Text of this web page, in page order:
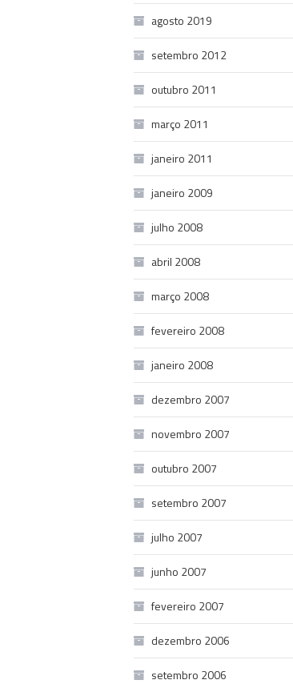
agosto 2019
setembro 2012
outubro 2011
março 2011
janeiro 2011
janeiro 2009
julho 2008
abril 2008
março 2008
fevereiro 2008
janeiro 2008
dezembro 2007
novembro 2007
outubro 2007
setembro 2007
julho 2007
junho 2007
fevereiro 2007
dezembro 2006
setembro 2006